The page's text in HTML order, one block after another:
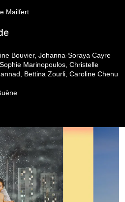
Mailfert
Bouvier, Johanna-Soraya Cayre
Marinopoulos, Christelle
Bettina Zourli, Caroline Chenu